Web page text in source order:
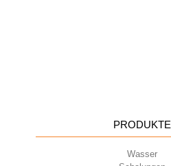
PRODUKTE
Wasser